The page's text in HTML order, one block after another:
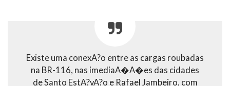
Existe uma conexA?o entre as cargas roubadas
na BR-116, nas imediaA�A�es das cidades
de Santo EstA?vA?o e Rafael Jambeiro, com